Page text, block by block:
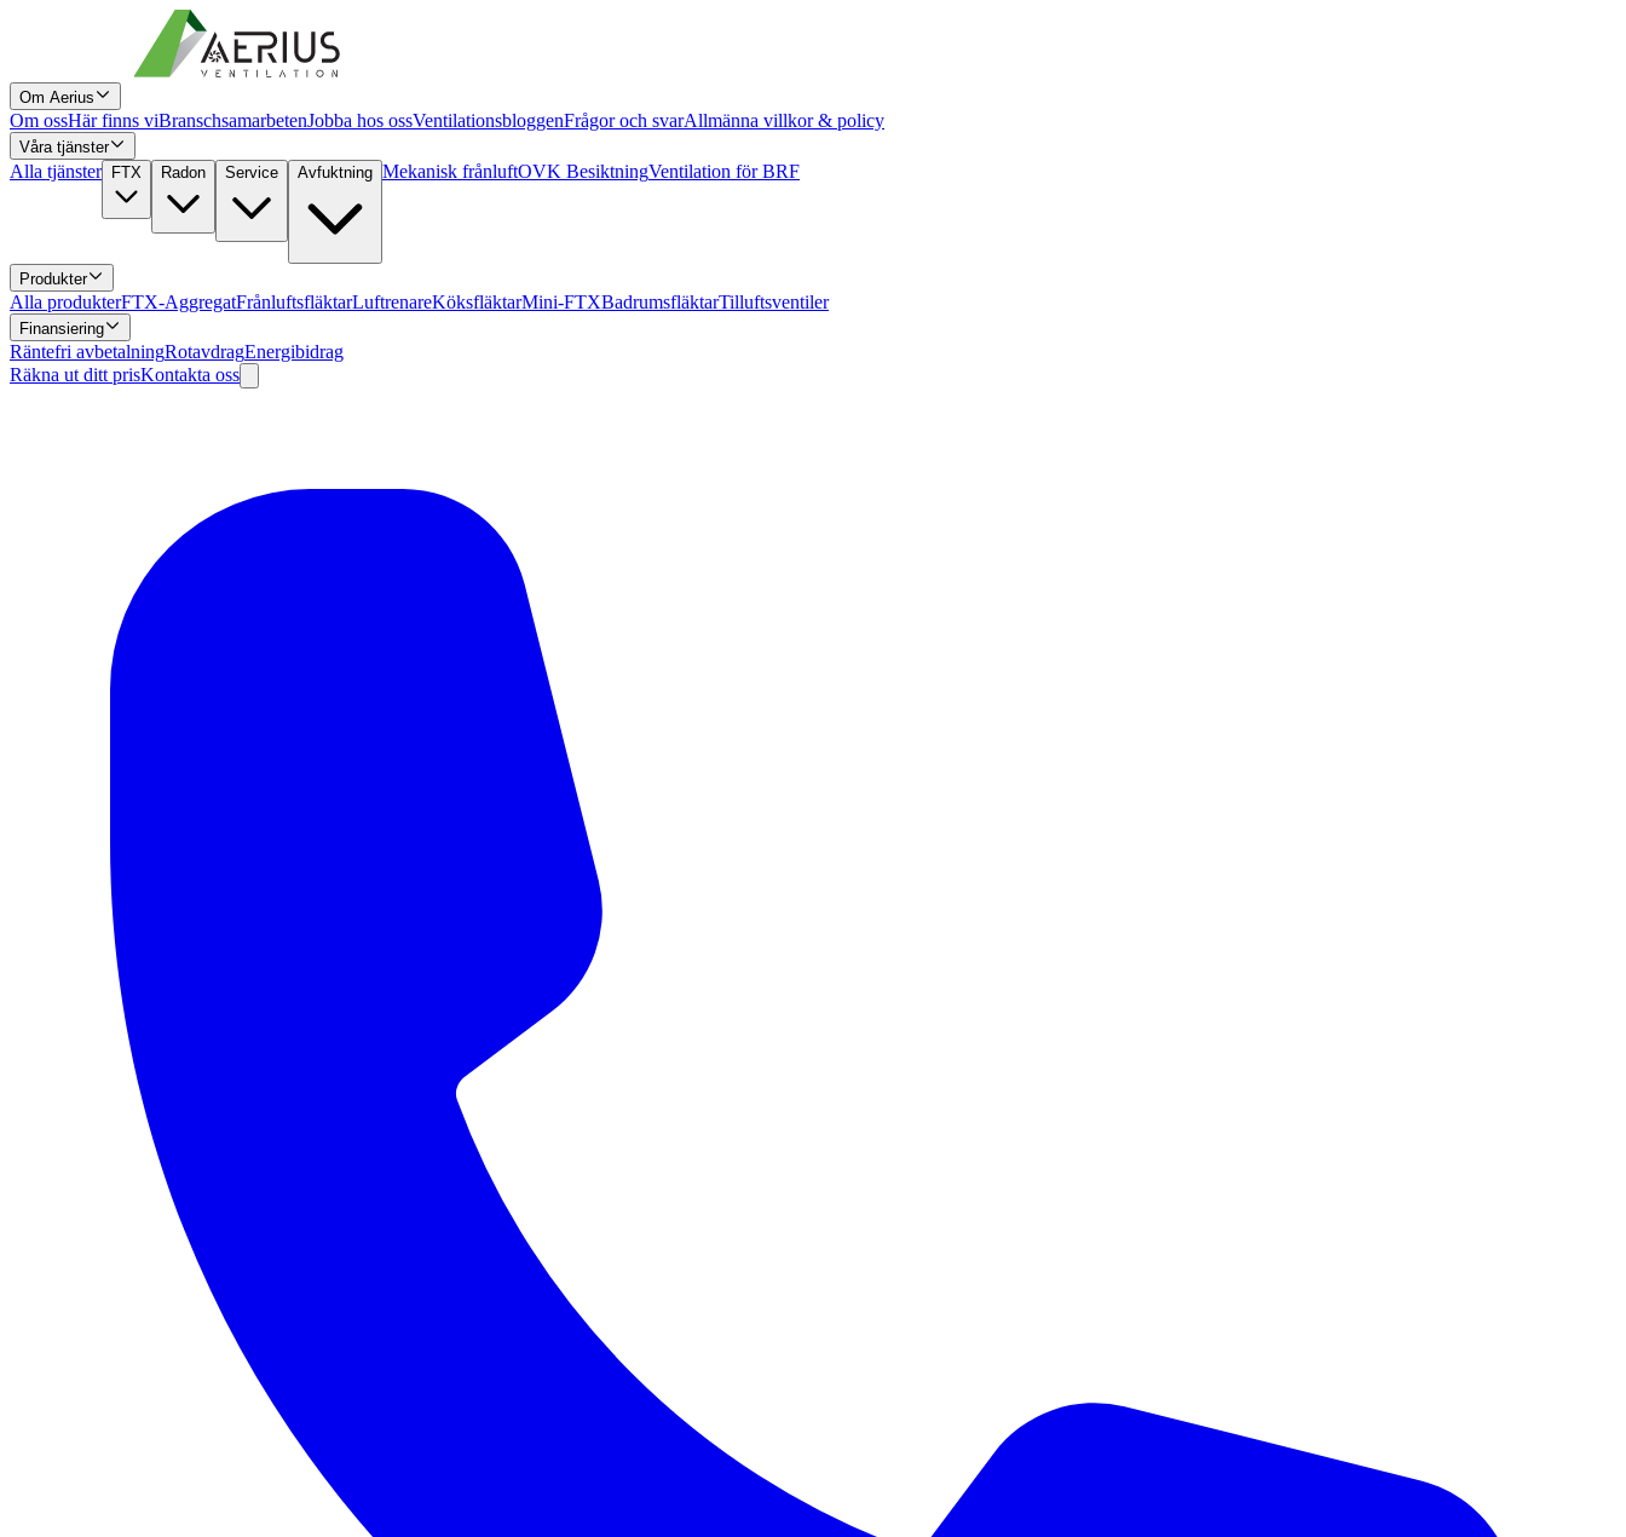
Om Aerius
Om ossHär finns viBranschsamarbetenJobba hos ossVentilationsbloggenFrågor och svarAllmänna villkor & policy
Våra tjänster
Alla tjänster FTX Radon Service Avfuktning Mekanisk frånluftOVK BesiktningVentilation för BRF
Produkter
Alla produkterFTX-AggregatFrånluftsfläktarLuftrenareKöksfläktarMini-FTXBadrumsfläktarTilluftsventiler
Finansiering
Räntefri avbetalningRotavdragEnergibidrag
Räkna ut ditt prisKontakta oss